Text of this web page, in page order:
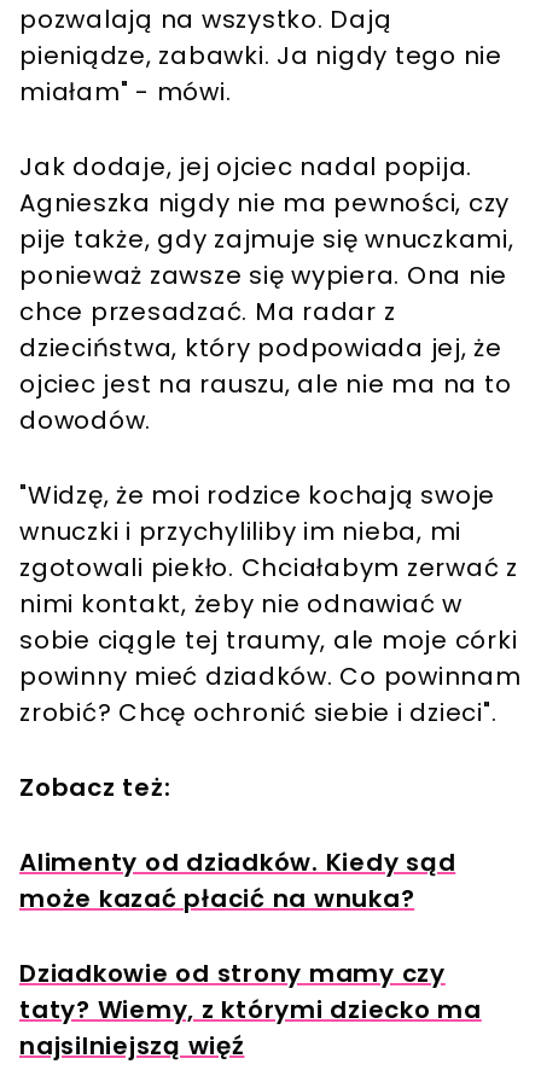
pozwalają na wszystko. Dają
pieniądze, zabawki. Ja nigdy tego nie
miałam" - mówi.
Jak dodaje, jej ojciec nadal popija.
Agnieszka nigdy nie ma pewności, czy
pije także, gdy zajmuje się wnuczkami,
ponieważ zawsze się wypiera. Ona nie
chce przesadzać. Ma radar z
dzieciństwa, który podpowiada jej, że
ojciec jest na rauszu, ale nie ma na to
dowodów.
"Widzę, że moi rodzice kochają swoje
wnuczki i przychyliliby im nieba, mi
zgotowali piekło. Chciałabym zerwać z
nimi kontakt, żeby nie odnawiać w
sobie ciągle tej traumy, ale moje córki
powinny mieć dziadków. Co powinnam
zrobić? Chcę ochronić siebie i dzieci".
Zobacz też:
Alimenty od dziadków. Kiedy sąd
może kazać płacić na wnuka?
Dziadkowie od strony mamy czy
taty? Wiemy, z którymi dziecko ma
najsilniejszą więź